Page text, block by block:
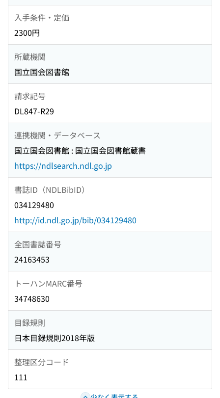
入手条件・定価
2300円
所蔵機関
国立国会図書館
請求記号
DL847-R29
連携機関・データベース
国立国会図書館 : 国立国会図書館蔵書
https://ndlsearch.ndl.go.jp
書誌ID（NDLBibID）
034129480
http://id.ndl.go.jp/bib/034129480
全国書誌番号
24163453
トーハンMARC番号
34748630
目録規則
日本目録規則2018年版
整理区分コード
111